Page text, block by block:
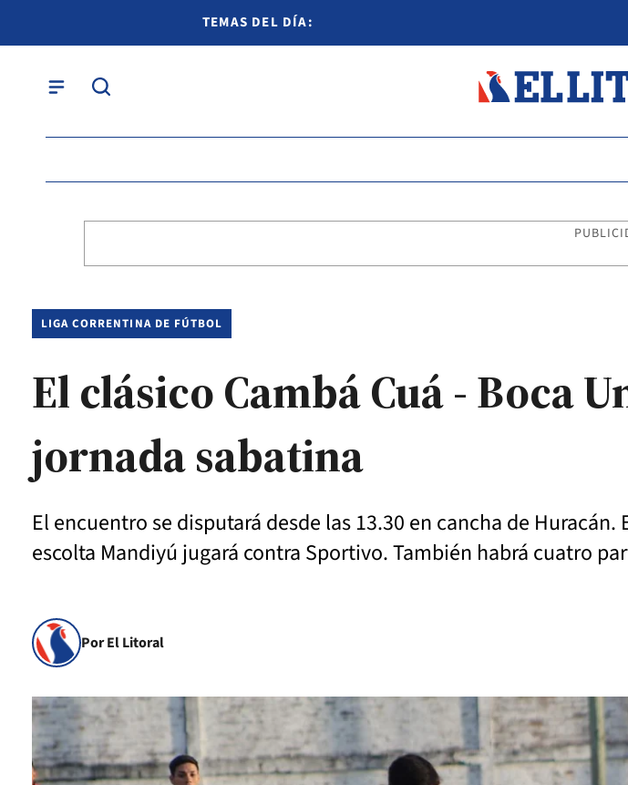
TEMAS DEL DÍA:
LIGA CORRENTINA DE FÚTBOL
El clásico Cambá Cuá - Boca
jornada sabatina
El encuentro se disputará desde las 13.30 en cancha de
escolta Mandiyú jugará contra Sportivo. También habrá cuatro
Por El Litoral